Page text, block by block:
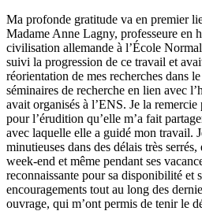
Ma profonde gratitude va en premier
Madame Anne Lagny, professeure en
civilisation allemande à l’École
suivi la progression de ce travail et
réorientation de mes recherches dans
séminaires de recherche en lien avec
avait organisés à l’ENS. Je la
pour l’érudition qu’elle m’a fait
avec laquelle elle a guidé mon travail.
minutieuses dans des délais très
week-end et même pendant ses
reconnaissante pour sa disponibilité et
encouragements tout au long des
ouvrage, qui m’ont permis de tenir le